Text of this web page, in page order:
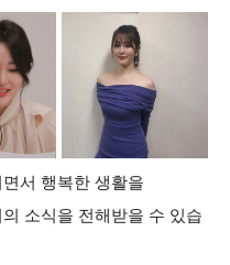
서 행복한 생활을
소식을 전해받을 수 있습